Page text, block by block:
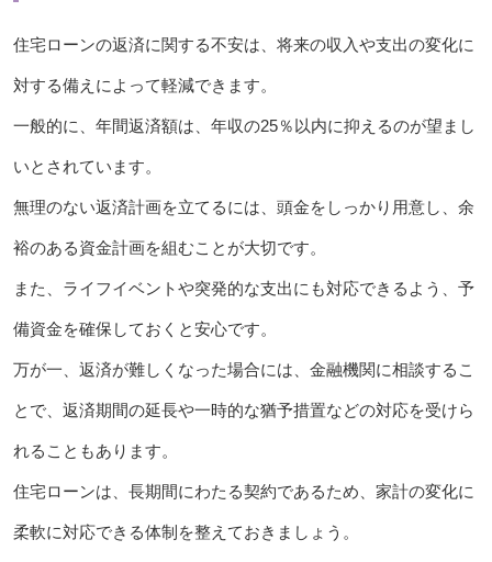
住宅ローンの返済に関する不安は、将来の収入や支出の変化に
対する備えによって軽減できます。
一般的に、年間返済額は、年収の25％以内に抑えるのが望まし
いとされています。
無理のない返済計画を立てるには、頭金をしっかり用意し、余
裕のある資金計画を組むことが大切です。
また、ライフイベントや突発的な支出にも対応できるよう、予
備資金を確保しておくと安心です。
万が一、返済が難しくなった場合には、金融機関に相談するこ
とで、返済期間の延長や一時的な猶予措置などの対応を受けら
れることもあります。
住宅ローンは、長期間にわたる契約であるため、家計の変化に
柔軟に対応できる体制を整えておきましょう。